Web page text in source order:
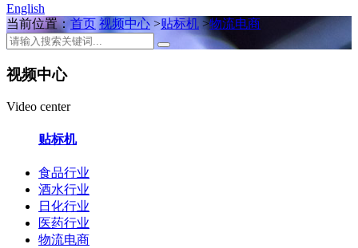
English
当前位置： 首页 视频中心 >贴标机 >物流电商
视频中心
Video center
贴标机
食品行业
酒水行业
日化行业
医药行业
物流电商